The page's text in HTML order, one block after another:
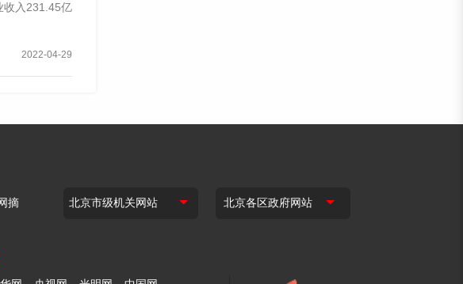
收入231.45亿
2022-04-29
摘